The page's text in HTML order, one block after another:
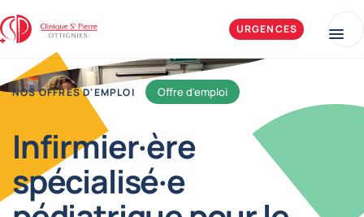
Clinique Saint-Pierre Ottignies URGENCES
NOS OFFRES D'EMPLOI Offre d'emploi
Infirmier·ère
spécialisé·e